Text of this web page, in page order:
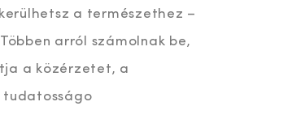
a természethez –
arról számolnak be,
a közérzetet, a
tudatosságo